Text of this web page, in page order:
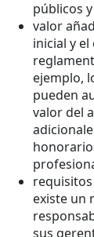
públicos
valor
inicial y
ejemplo,
pueden
valor del
existe un
sus